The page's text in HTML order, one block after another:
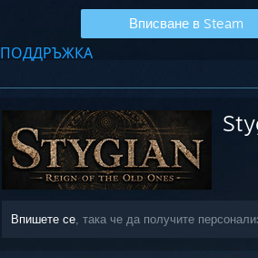
ПОДДРЪЖКА
Вписване в Steam
Впишете се , така че да получите